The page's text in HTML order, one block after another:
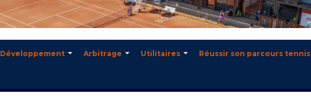
Développement Arbitrage Utilitaires Réussir son parcours tennis